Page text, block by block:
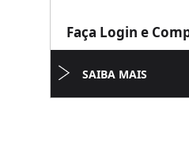
Faça Login e
SAIBA MAIS